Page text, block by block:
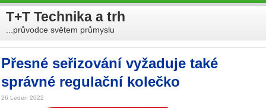
T+T Technika a trh
...průvodce světem průmyslu
Přesné seřizování vyžaduje také
správné regulační kolečko
26 Leden 2022